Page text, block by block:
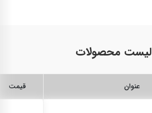
لیست محصولات
عنوان قیمت